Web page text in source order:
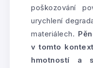
poškozování
urychlení
materiálech.
v tomto
hmotností a